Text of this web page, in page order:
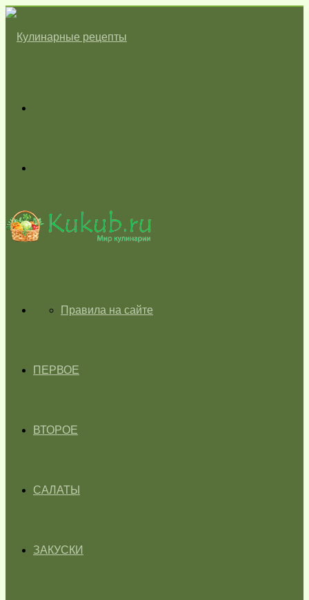
skin
ГЛАВНАЯПравила на сайте
ПЕРВОЕ
ВТОРОЕ
САЛАТЫ
ЗАКУСКИ